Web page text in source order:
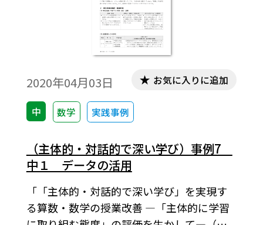
2020年04月03日
中 数学 実践事例
お気に入りに追加
（主体的・対話的で深い学び）事例7
中１ データの活用
「「主体的・対話的で深い学び」を実現す
る算数・数学の授業改善 ―「主体的に学習